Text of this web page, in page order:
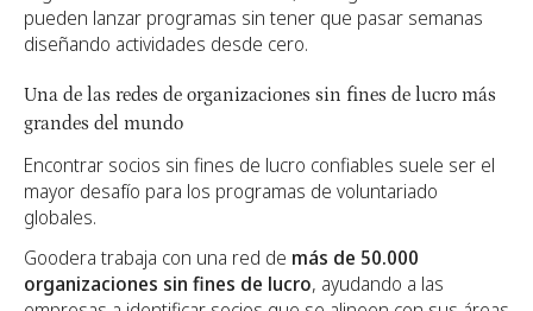
pueden lanzar programas sin tener que pasar semanas
diseñando actividades desde cero.
Una de las redes de organizaciones sin fines de lucro más
grandes del mundo
Encontrar socios sin fines de lucro confiables suele ser el
mayor desafío para los programas de voluntariado
globales.
Goodera trabaja con una red de más de 50.000
organizaciones sin fines de lucro, ayudando a las